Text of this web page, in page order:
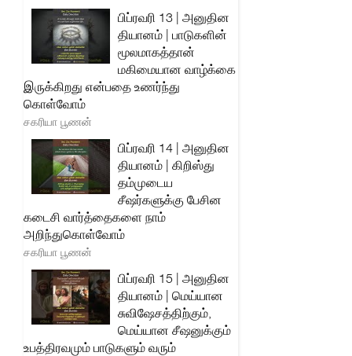
பிப்ரவரி 13 | அனுதின
தியானம் | பாடுகளின்
மூலமாகத்தான்
மகிமையான வாழ்க்கை
இருக்கிறது என்பதை உணர்ந்து
கொள்வோம்
சகரியா பூணன்
பிப்ரவரி 14 | அனுதின
தியானம் | கிறிஸ்து
தம்முடைய
சீஷர்களுக்கு பேசின
கடைசி வார்த்தைகளை நாம்
அறிந்துகொள்வோம்
சகரியா பூணன்
பிப்ரவரி 15 | அனுதின
தியானம் | மெய்யான
சுவிஷேசத்திற்கும்,
மெய்யான சீஷனுக்கும்
உபத்திரவமும் பாடுகளும் வரும்